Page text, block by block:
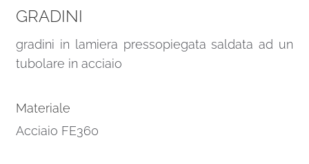
GRADINI
gradini in lamiera pressopiegata saldata ad un
tubolare in acciaio
Materiale
Acciaio FE360